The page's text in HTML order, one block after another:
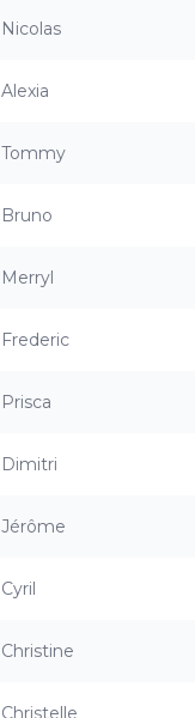
Nicolas
Alexia
Tommy
Bruno
Merryl
Frederic
Prisca
Dimitri
Jérôme
Cyril
Christine
Christelle